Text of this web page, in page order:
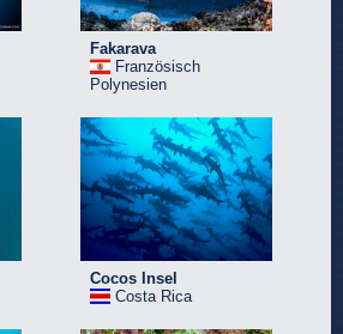
Fakarava
Französisch
Polynesien
Cocos Insel
Costa Rica